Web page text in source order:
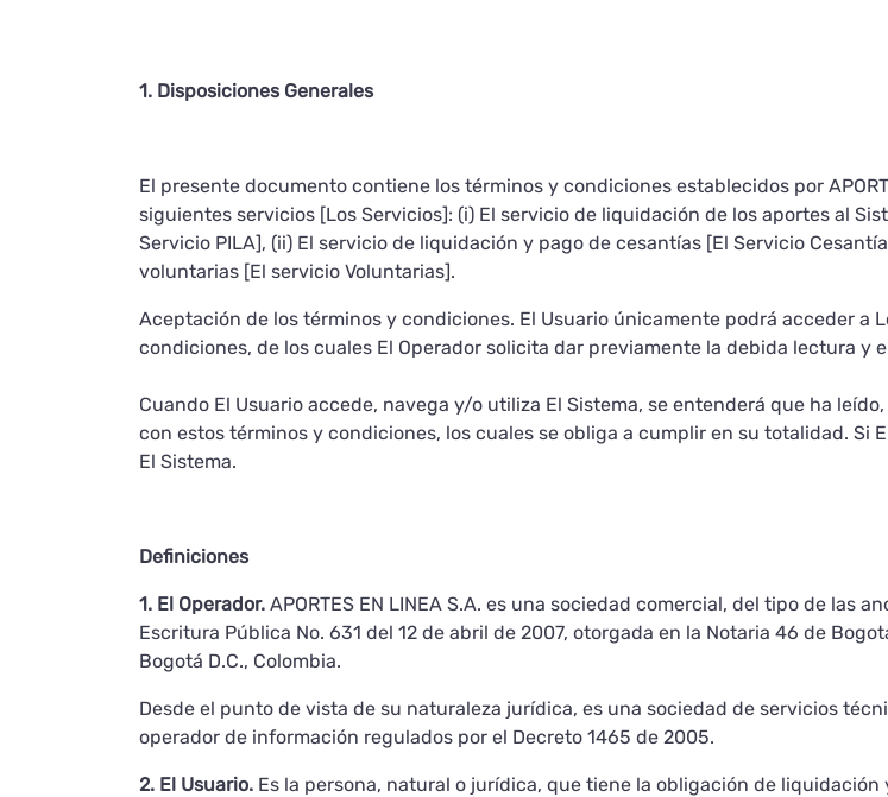
1. Disposiciones Generales
El presente documento contiene los términos y condiciones establecidos por
siguientes servicios [Los Servicios]: (i) El servicio de liquidación de los aportes al
Servicio PILA], (ii) El servicio de liquidación y pago de cesantías [El Servicio
voluntarias [El servicio Voluntarias].
Aceptación de los términos y condiciones. El Usuario únicamente podrá acceder a
condiciones, de los cuales El Operador solicita dar previamente la debida lectura y
Cuando El Usuario accede, navega y/o utiliza El Sistema, se entenderá que ha
con estos términos y condiciones, los cuales se obliga a cumplir en su totalidad. Si
El Sistema.
Definiciones
1. El Operador. APORTES EN LINEA S.A. es una sociedad comercial, del tipo de las
Escritura Pública No. 631 del 12 de abril de 2007, otorgada en la Notaria 46 de
Bogotá D.C., Colombia.
Desde el punto de vista de su naturaleza jurídica, es una sociedad de servicios
operador de información regulados por el Decreto 1465 de 2005.
2. El Usuario. Es la persona, natural o jurídica, que tiene la obligación de